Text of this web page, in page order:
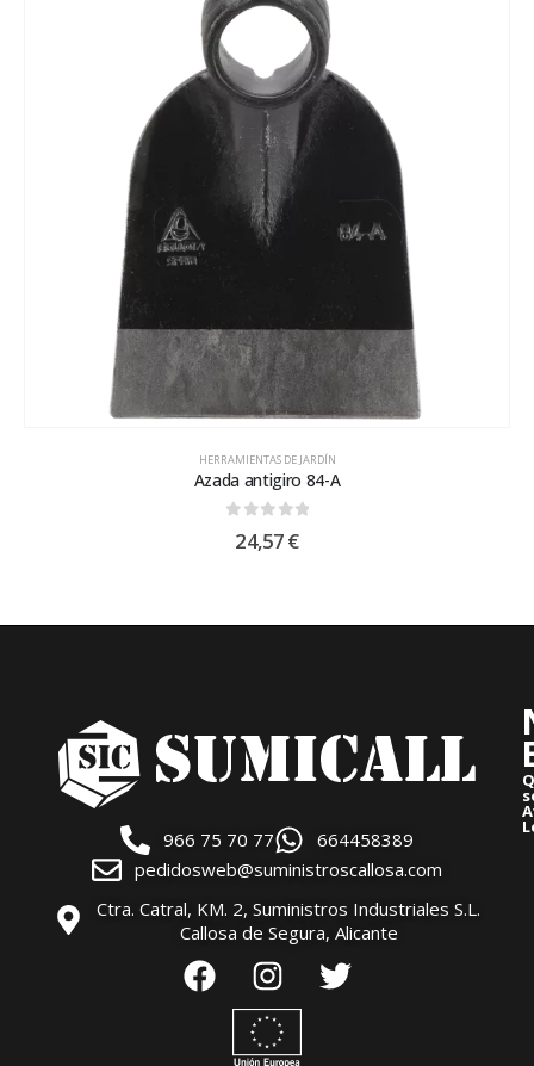
HERRAMIENTAS DE JARDÍN
Azada antigiro 84-A
24,57€
966 75 70 77
664458389
pedidosweb@suministroscallosa.com
Ctra. Catral, KM. 2, Suministros Industriales S.L.
Callosa de Segura, Alicante